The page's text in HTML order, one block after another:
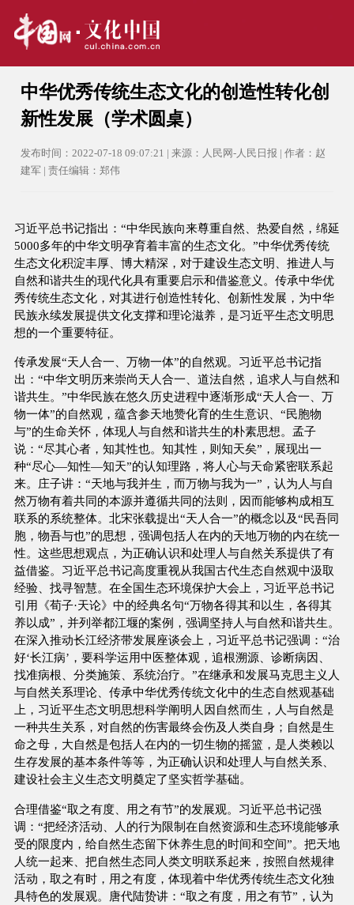
中华优秀传统生态文化的创造性转化创
新性发展（学术圆桌）
发布时间：2022-07-18 09:07:21 | 来源：人民网-人民日报 | 作者：赵
建军 | 责任编辑：郑伟
习近平总书记指出：“中华民族向来尊重自然、热爱自然，绵延
5000多年的中华文明孕育着丰富的生态文化。”中华优秀传统
生态文化积淀丰厚、博大精深，对于建设生态文明、推进人与
自然和谐共生的现代化具有重要启示和借鉴意义。传承中华优
秀传统生态文化，对其进行创造性转化、创新性发展，为中华
民族永续发展提供文化支撑和理论滋养，是习近平生态文明思
想的一个重要特征。
传承发展“天人合一、万物一体”的自然观。习近平总书记指
出：“中华文明历来崇尚天人合一、道法自然，追求人与自然和
谐共生。”中华民族在悠久历史进程中逐渐形成“天人合一、万
物一体”的自然观，蕴含参天地赞化育的生生意识、“民胞物
与”的生命关怀，体现人与自然和谐共生的朴素思想。孟子
说：“尽其心者，知其性也。知其性，则知天矣”，展现出一
种“尽心—知性—知天”的认知理路，将人心与天命紧密联系起
来。庄子讲：“天地与我并生，而万物与我为一”，认为人与自
然万物有着共同的本源并遵循共同的法则，因而能够构成相互
联系的系统整体。北宋张载提出“天人合一”的概念以及“民吾同
胞，物吾与也”的思想，强调包括人在内的天地万物的内在统一
性。这些思想观点，为正确认识和处理人与自然关系提供了有
益借鉴。习近平总书记高度重视从我国古代生态自然观中汲取
经验、找寻智慧。在全国生态环境保护大会上，习近平总书记
引用《荀子·天论》中的经典名句“万物各得其和以生，各得其
养以成”，并列举都江堰的案例，强调坚持人与自然和谐共生。
在深入推动长江经济带发展座谈会上，习近平总书记强调：“治
好‘长江病’，要科学运用中医整体观，追根溯源、诊断病因、
找准病根、分类施策、系统治疗。”在继承和发展马克思主义人
与自然关系理论、传承中华优秀传统文化中的生态自然观基础
上，习近平生态文明思想科学阐明人因自然而生，人与自然是
一种共生关系，对自然的伤害最终会伤及人类自身；自然是生
命之母，大自然是包括人在内的一切生物的摇篮，是人类赖以
生存发展的基本条件等等，为正确认识和处理人与自然关系、
建设社会主义生态文明奠定了坚实哲学基础。
合理借鉴“取之有度、用之有节”的发展观。习近平总书记强
调：“把经济活动、人的行为限制在自然资源和生态环境能够承
受的限度内，给自然生态留下休养生息的时间和空间”。把天地
人统一起来、把自然生态同人类文明联系起来，按照自然规律
活动，取之有时，用之有度，体现着中华优秀传统生态文化独
具特色的发展观。唐代陆贽讲：“取之有度，用之有节”，认为